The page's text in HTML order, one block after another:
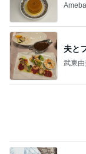
夫と
武東由